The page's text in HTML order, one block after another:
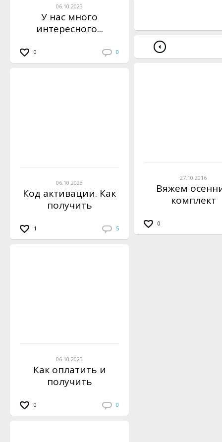
0 0
06.10.2023
У нас много
интересного...
1 5
06.10.2023
Код активации. Как
получить
0 0
06.10.2023
Как оплатить и
получить
0
27.10.2016
Вяжем
комплект